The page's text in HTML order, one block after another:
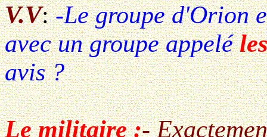
V.V:-Le groupe d'Orion
avec un groupe appelé
avis ?
Le militaire :-